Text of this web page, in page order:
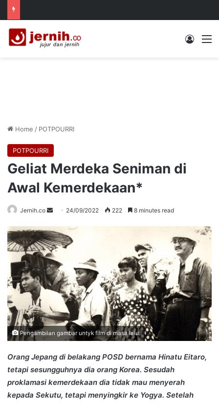
Log In
Home / POTPOURRI
POTPOURRI
Geliat Merdeka Seniman di
Awal Kemerdekaan*
Jernih.co
Send
email
24/09/2022 222 8 minutes read
Pengambilan gambar untyk film di masa lalu.
Orang Jepang di belakang POSD bernama Hinatu Eitaro,
tetapi sesungguhnya dia orang Korea. Sesudah
proklamasi kemerdekaan dia tidak mau menyerah
kepada Sekutu, tetapi menyingkir ke Yogya. Setelah